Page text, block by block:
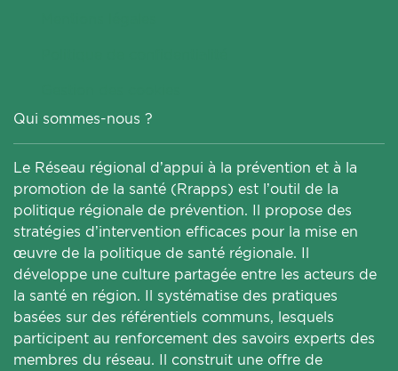
Qui sommes-nous ?
Le Réseau régional d’appui à la prévention et à la
promotion de la santé (Rrapps) est l’outil de la
politique régionale de prévention. Il propose des
stratégies d’intervention efficaces pour la mise en
œuvre de la politique de santé régionale. Il
développe une culture partagée entre les acteurs de
la santé en région. Il systématise des pratiques
basées sur des référentiels communs, lesquels
participent au renforcement des savoirs experts des
membres du réseau. Il construit une offre de